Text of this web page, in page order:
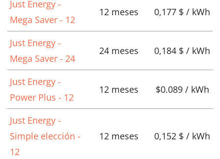
Just Energy -
Mega Saver - 12
12 meses 0,177 $ / kWh
Just Energy -
Mega Saver - 24
24 meses 0,184 $ / kWh
Just Energy -
Power Plus - 12
12 meses $0.089 / kWh
Just Energy -
Simple elección -
12
12 meses 0,152 $ / kWh